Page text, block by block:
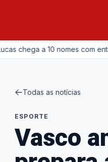
a 10 nomes com entrada
Todas as notícias
ESPORTE
Vasco